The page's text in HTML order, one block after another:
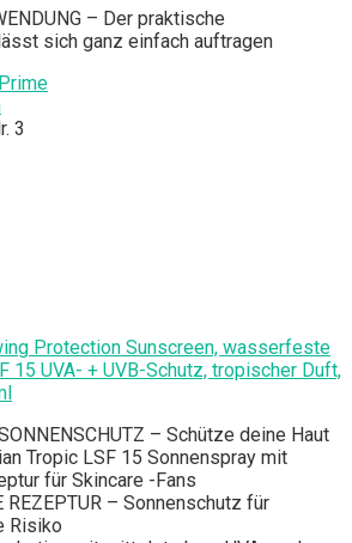
– Der praktische
sich ganz einfach auftragen
3
Protection Sunscreen, wasserfeste
15 UVA- + UVB-Schutz, tropischer Duft,
– Schütze deine Haut
Tropic LSF 15 Sonnenspray mit
für Skincare -Fans
REZEPTUR – Sonnenschutz für
Risiko